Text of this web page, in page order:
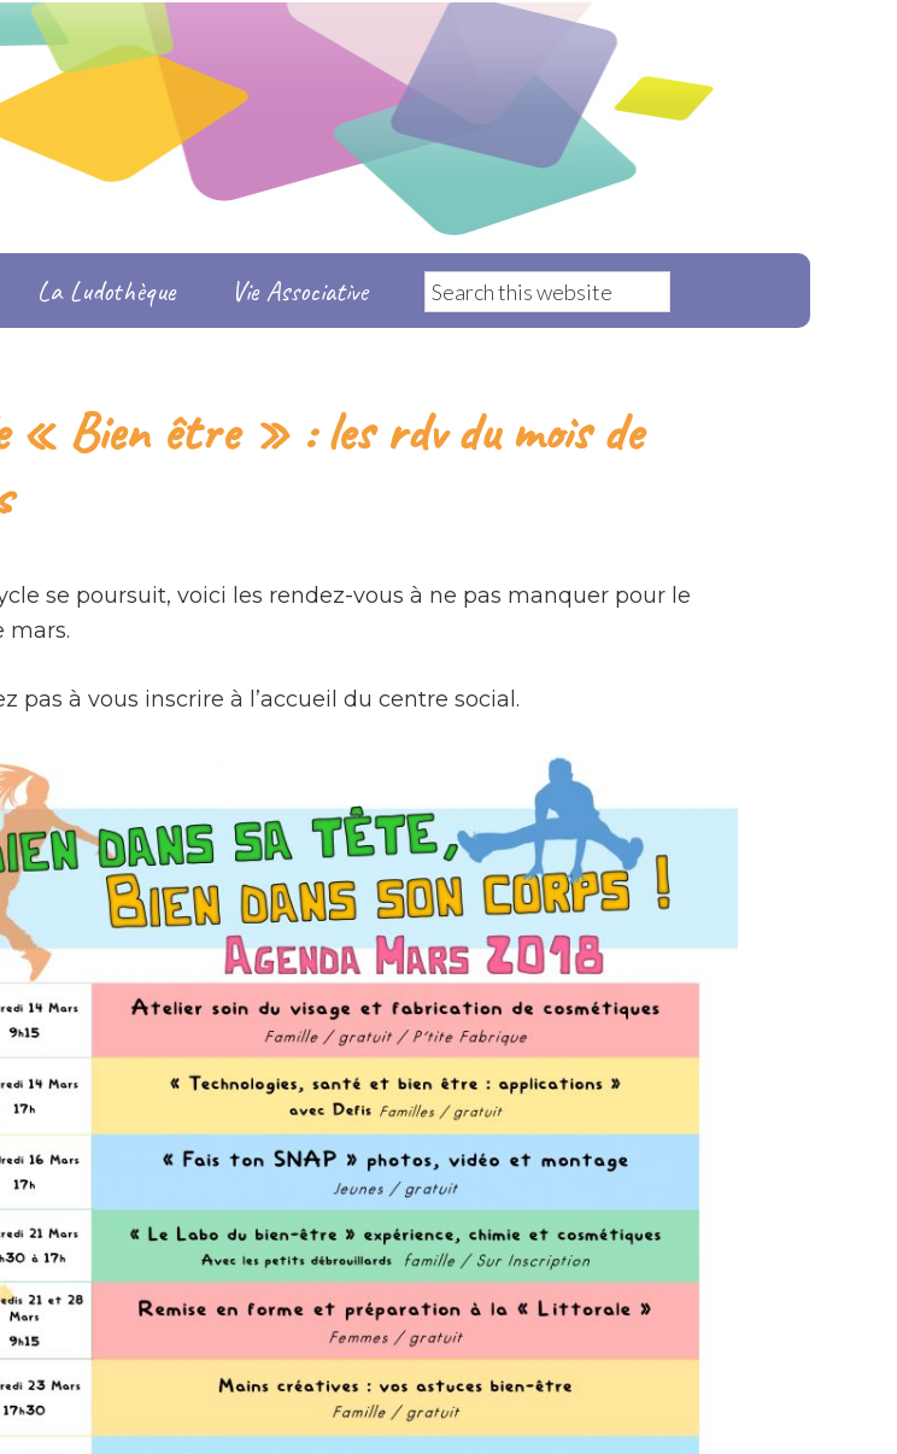
La Ludothèque Vie Associative
« Bien être » : les rdv du mois de
se poursuit, voici les rendez-vous à ne pas manquer pour le
mars.
pas à vous inscrire à l’accueil du centre social.